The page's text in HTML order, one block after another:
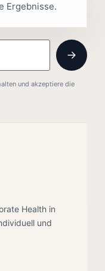
Ergebnisse.
und akzeptiere die
Health in
und